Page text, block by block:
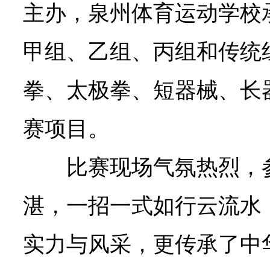
主办，泉州体育运动学
甲组、乙组、丙组和传
拳、太极拳、短器械、
赛项目。
比赛现场气氛热烈
湛，一招一式如行云流
实力与风采，更传承了